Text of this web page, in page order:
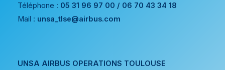
Téléphone : 05 31 96 97 00 / 06 70 43 34 18
Mail : unsa_tlse@airbus.com
UNSA AIRBUS OPERATIONS TOULOUSE